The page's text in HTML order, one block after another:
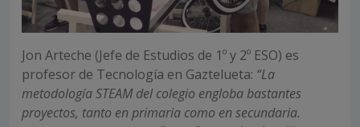
Jon Arteche (Jefe de Estudios de 1º y 2º ESO) es
profesor de Tecnología en Gaztelueta: “La
metodología STEAM del colegio engloba bastantes
proyectos, tanto en primaria como en secundaria.